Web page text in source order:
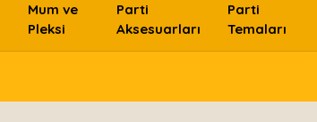
Mum ve
Pleksi
Parti
Aksesuarları
Parti
Temaları